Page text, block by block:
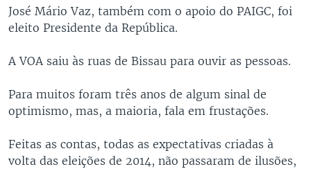
José Mário Vaz, também com o apoio do PAIGC, foi
eleito Presidente da República.
A VOA saiu às ruas de Bissau para ouvir as pessoas.
Para muitos foram três anos de algum sinal de
optimismo, mas, a maioria, fala em frustações.
Feitas as contas, todas as expectativas criadas à
volta das eleições de 2014, não passaram de ilusões,